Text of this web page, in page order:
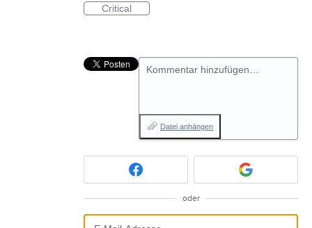
Critical
Kommentar hinzufügen…
Datei anhängen
oder